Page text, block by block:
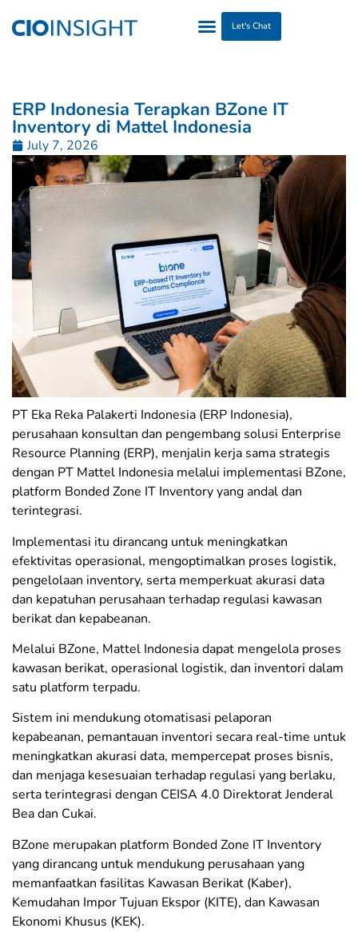
Let's Chat
ERP Indonesia Terapkan BZone IT
Inventory di Mattel Indonesia
July 7, 2026
PT Eka Reka Palakerti Indonesia (ERP Indonesia),
perusahaan konsultan dan pengembang solusi Enterprise
Resource Planning (ERP), menjalin kerja sama strategis
dengan PT Mattel Indonesia melalui implementasi BZone,
platform Bonded Zone IT Inventory yang andal dan
terintegrasi.
Implementasi itu dirancang untuk meningkatkan
efektivitas operasional, mengoptimalkan proses logistik,
pengelolaan inventory, serta memperkuat akurasi data
dan kepatuhan perusahaan terhadap regulasi kawasan
berikat dan kepabeanan.
Melalui BZone, Mattel Indonesia dapat mengelola proses
kawasan berikat, operasional logistik, dan inventori dalam
satu platform terpadu.
Sistem ini mendukung otomatisasi pelaporan
kepabeanan, pemantauan inventori secara real-time untuk
meningkatkan akurasi data, mempercepat proses bisnis,
dan menjaga kesesuaian terhadap regulasi yang berlaku,
serta terintegrasi dengan CEISA 4.0 Direktorat Jenderal
Bea dan Cukai.
BZone merupakan platform Bonded Zone IT Inventory
yang dirancang untuk mendukung perusahaan yang
memanfaatkan fasilitas Kawasan Berikat (Kaber),
Kemudahan Impor Tujuan Ekspor (KITE), dan Kawasan
Ekonomi Khusus (KEK).